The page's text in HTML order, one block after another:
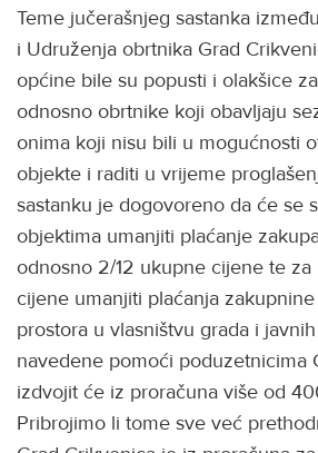
Teme jučerašnjeg sastanka
i Udruženja obrtnika Grad
općine bile su popusti i olakšice
odnosno obrtnike koji obavljaju
onima koji nisu bili u mogućnosti
objekte i raditi u vrijeme
sastanku je dogovoreno da će se
objektima umanjiti plaćanje
odnosno 2/12 ukupne cijene te za
cijene umanjiti plaćanja
prostora u vlasništvu grada i
navedene pomoći poduzetnicima
izdvojit će iz proračuna više od
Pribrojimo li tome sve već